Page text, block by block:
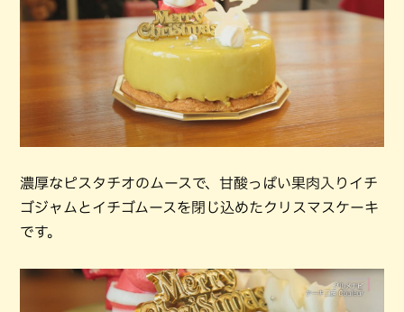
濃厚なピスタチオのムースで、甘酸っぱい果肉入りイチ
ゴジャムとイチゴムースを閉じ込めたクリスマスケーキ
です。